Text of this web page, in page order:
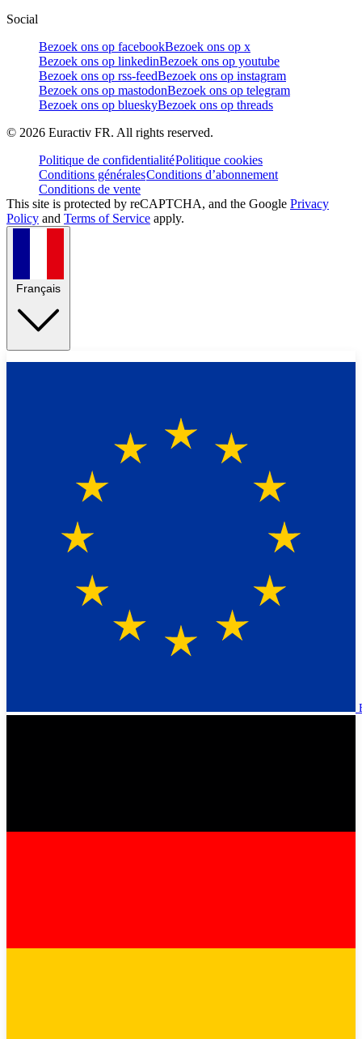
Social
Bezoek ons op facebookBezoek ons op x
Bezoek ons op linkedinBezoek ons op youtube
Bezoek ons op rss-feedBezoek ons op instagram
Bezoek ons op mastodonBezoek ons op telegram
Bezoek ons op blueskyBezoek ons op threads
© 2026 Euractiv FR. All rights reserved.
Politique de confidentialitéPolitique cookies
Conditions généralesConditions d’abonnement
Conditions de vente
This site is protected by reCAPTCHA, and the Google Privacy
Policy and Terms of Service apply.
Français